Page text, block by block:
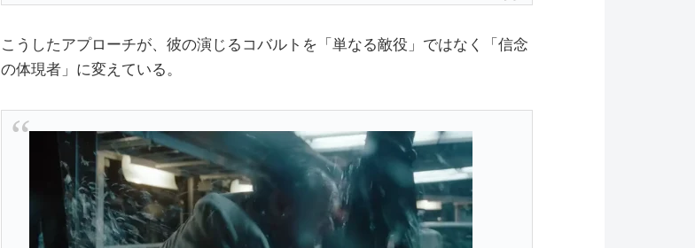
こうしたアプローチが、彼の演じるコバルトを「単なる敵役」ではなく「信念
の体現者」に変えている。